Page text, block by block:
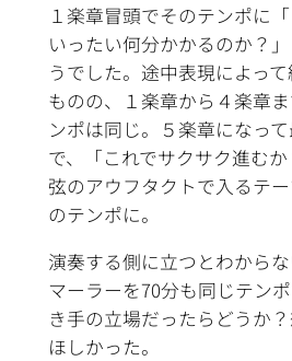
１楽章冒頭でそのテンポに
いったい何分かかるのか？
うでした。途中表現によっ
ものの、１楽章から４楽章
ンポは同じ。５楽章になっ
で、「これでサクサク進むか
弦のアウフタクトで入るテ
のテンポに。
演奏する側に立つとわからな
マーラーを70分も同じテン
き手の立場だったらどうか
ほしかった。